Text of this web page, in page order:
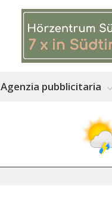
Agenzia pubblicitaria